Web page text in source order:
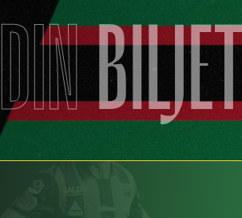
DIN